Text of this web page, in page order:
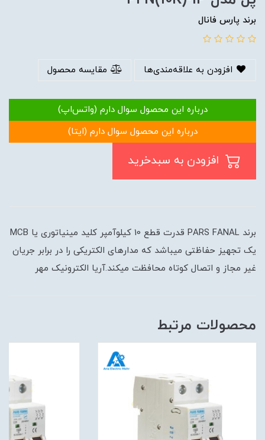
برند پارس فانال
افزودن به علاقه‌مندی‌ها مقایسه محصول
درباره این محصول سوال دارم (واتس‌اپ)
درباره این محصول سوال دارم (ایتا)
برند PARS FANAL قدرت قطع 10 کیلوآمپر کلید مینیاتوری یا MCB
یک تجهیز حفاظتی میباشد که مدارهای الکتریکی را در برابر جریان
غیر مجاز و اتصال کوتاه محافظت میکند.آریا الکترونیک مهر
محصولات مرتبط